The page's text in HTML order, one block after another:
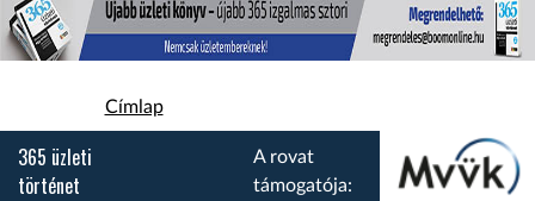
Jelenlegi hely
Címlap
365 üzleti
történet
A rovat
támogatója: